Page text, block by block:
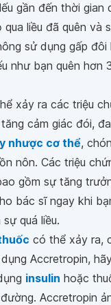
gần đến thời gian
liều đã quên và
sử dụng gấp đôi
như bạn quên hơn
xảy ra các triệu
cảm giác đói,
nhược cơ thể,
nôn. Các triệu
gồm sự tăng
bác sĩ ngay khi
quá liều.
có thể xảy ra,
Accretropin,
insulin hoặc
Accretropin